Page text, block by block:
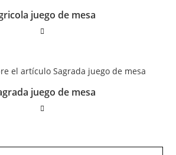
juego de mesa
juego de mesa